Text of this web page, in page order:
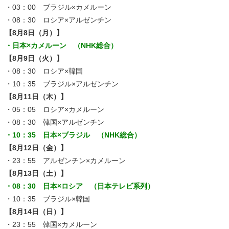
・03：00 ブラジル×カメルーン
・08：30 ロシア×アルゼンチン
【8月8日（月）】
・日本×カメルーン （NHK総合）
【8月9日（火）】
・08：30 ロシア×韓国
・10：35 ブラジル×アルゼンチン
【8月11日（木）】
・05：05 ロシア×カメルーン
・08：30 韓国×アルゼンチン
・10：35 日本×ブラジル （NHK総合）
【8月12日（金）】
・23：55 アルゼンチン×カメルーン
【8月13日（土）】
・08：30 日本×ロシア （日本テレビ系列）
・10：35 ブラジル×韓国
【8月14日（日）】
・23：55 韓国×カメルーン